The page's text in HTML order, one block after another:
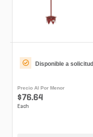
Disponible a solicitud
Precio Al Por Menor
$76.64
Each